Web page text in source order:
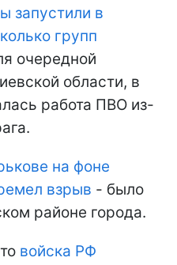
запустили в
групп
очередной
области, в
работа ПВО из-
на фоне
взрыв - было
районе города.
войска РФ